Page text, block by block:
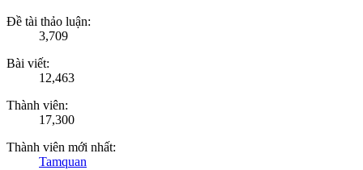
Đề tài thảo luận:
3,709
Bài viết:
12,463
Thành viên:
17,300
Thành viên mới nhất:
Tamquan